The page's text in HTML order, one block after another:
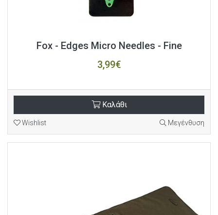
Fox - Edges Micro Needles - Fine
3,99€
Καλάθι
Wishlist Μεγένθυση